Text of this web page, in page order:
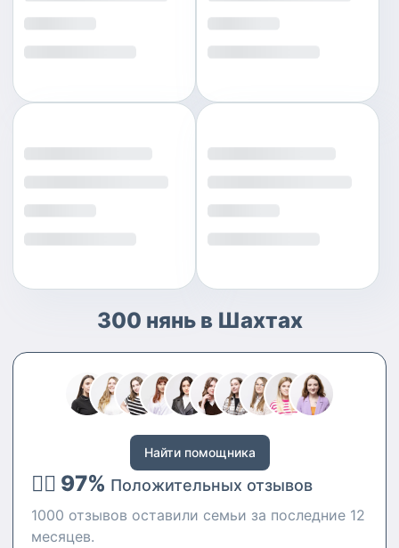
300 нянь в Шахтах
Найти помощника
👍🏻 97% Положительных отзывов
1000 отзывов оставили семьи за последние 12
месяцев.